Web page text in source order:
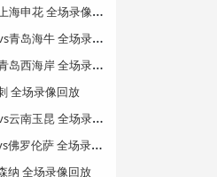
0
8月02日 中超第21轮 辽宁铁人vs上海申花 全场录像回放
0
8月02日 中超第21轮 青岛西海岸vs青岛海牛 全场录像回放
0
7月25日 中超第20轮 辽宁铁人vs青岛西海岸 全场录像回放
全场录像回放
0
8月01日 中超第21轮 天津津门虎vs云南玉昆 全场录像回放
0
8月02日 足球友谊赛 皇家马德里vs佛罗伦萨 全场录像回放
纳 全场录像回放